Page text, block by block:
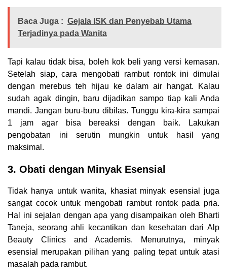
Baca Juga : Gejala ISK dan Penyebab Utama
Terjadinya pada Wanita
Tapi kalau tidak bisa, boleh kok beli yang versi kemasan.
Setelah siap, cara mengobati rambut rontok ini dimulai
dengan merebus teh hijau ke dalam air hangat. Kalau
sudah agak dingin, baru dijadikan sampo tiap kali Anda
mandi. Jangan buru-buru dibilas. Tunggu kira-kira sampai
1 jam agar bisa bereaksi dengan baik. Lakukan
pengobatan ini serutin mungkin untuk hasil yang
maksimal.
3. Obati dengan Minyak Esensial
Tidak hanya untuk wanita, khasiat minyak esensial juga
sangat cocok untuk mengobati rambut rontok pada pria.
Hal ini sejalan dengan apa yang disampaikan oleh Bharti
Taneja, seorang ahli kecantikan dan kesehatan dari Alp
Beauty Clinics and Academis. Menurutnya, minyak
esensial merupakan pilihan yang paling tepat untuk atasi
masalah pada rambut.